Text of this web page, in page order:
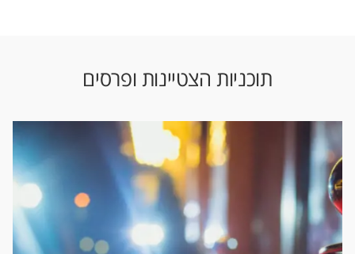
תוכניות הצטיינות ופרסים